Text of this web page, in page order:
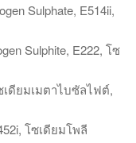
Sulphate, E514ii,
Sulphite, E222, โซ
เดียมเมตาไบซัลไฟต์,
โซเดียมโพลี